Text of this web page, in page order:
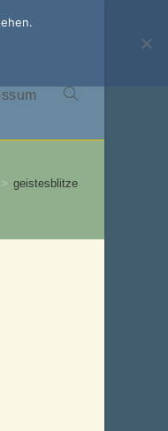
Website-
Suche
umschalten
> geistesblitze